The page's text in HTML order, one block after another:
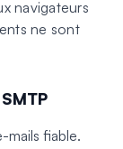
navigateurs
ne sont
mails fiable.